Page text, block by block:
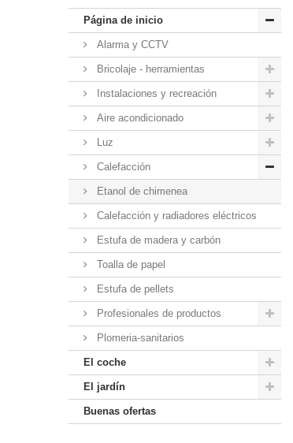
Página de inicio
Alarma y CCTV
Bricolaje - herramientas
Instalaciones y recreación
Aire acondicionado
Luz
Calefacción
Etanol de chimenea
Calefacción y radiadores eléctricos
Estufa de madera y carbón
Toalla de papel
Estufa de pellets
Profesionales de productos
Plomeria-sanitarios
El coche
El jardín
Buenas ofertas